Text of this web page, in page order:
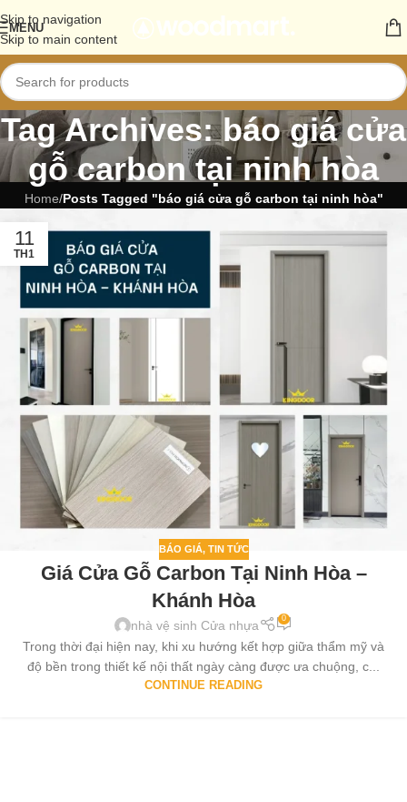
Skip to navigation
Skip to main content
MENU
Tag Archives: báo giá cửa
gỗ carbon tại ninh hòa
Home/Posts Tagged "báo giá cửa gỗ carbon tại ninh hòa"
11
TH1
BÁO GIÁ, TIN TỨC
Giá Cửa Gỗ Carbon Tại Ninh Hòa –
Khánh Hòa
nhà vệ sinh Cửa nhựa 0
Trong thời đại hiện nay, khi xu hướng kết hợp giữa thẩm mỹ và
độ bền trong thiết kế nội thất ngày càng được ưa chuộng, c...
CONTINUE READING